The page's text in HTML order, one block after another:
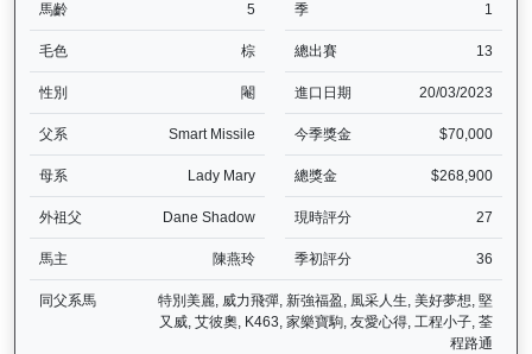
馬齡 5 季 1
毛色 棕 總出賽 13
性別 閹 進口日期 20/03/2023
父系 Smart Missile 今季獎金 $70,000
母系 Lady Mary 總獎金 $268,900
外祖父 Dane Shadow 現時評分 27
馬主 陳燕玲 季初評分 36
同父系馬
特別美麗, 威力飛彈, 新強福盈, 風采人生, 美好夢想, 堅
又威, 艾彼奧, K463, 家樂寶駒, 友愛心得, 工程小子, 荃
程路通